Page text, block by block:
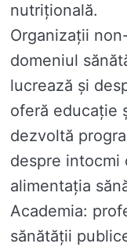
nutrițională.
Organizații
domeniul
lucrează și
oferă educație
dezvoltă
despre intocmi
alimentația
Academia:
sănătății